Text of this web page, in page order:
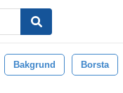
Bakgrund Borsta